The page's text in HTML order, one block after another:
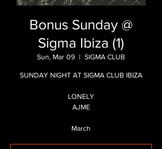
Bonus Sunday @
Sigma Ibiza (1)
Sun, Mar 09
  |
SIGMA CLUB
SUNDAY NIGHT AT SIGMA CLUB IBIZA
LONELY
AJME
March